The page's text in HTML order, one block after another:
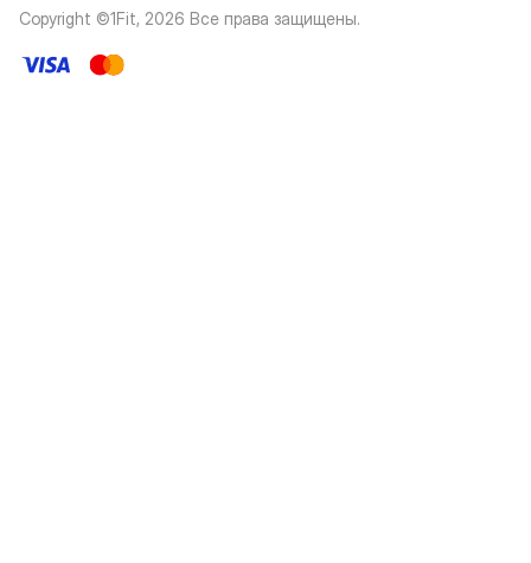
Copyright ©1Fit, 2026 Все права защищены.